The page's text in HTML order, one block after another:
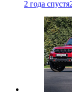
2 года спустя